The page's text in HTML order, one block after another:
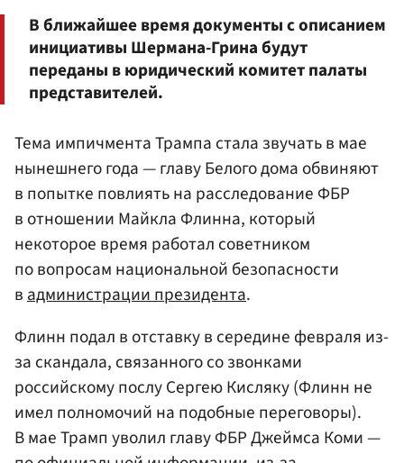
В ближайшее время документы с описанием
инициативы Шермана-Грина будут
переданы в юридический комитет палаты
представителей.
Тема импичмента Трампа стала звучать в мае
нынешнего года — главу Белого дома обвиняют
в попытке повлиять на расследование ФБР
в отношении Майкла Флинна, который
некоторое время работал советником
по вопросам национальной безопасности
вадминистрации президента.
Флинн подал в отставку в середине февраля из-
за скандала, связанного со звонками
российскому послу Сергею Кисляку (Флинн не
имел полномочий на подобные переговоры).
В мае Трамп уволил главу ФБР Джеймса Коми —